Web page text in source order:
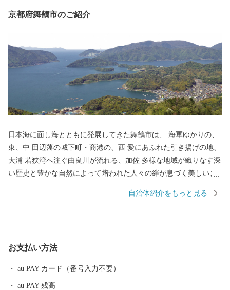
京都府舞鶴市のご紹介
日本海に面し海とともに発展してきた舞鶴市は、 海軍ゆかりの、
東、中 田辺藩の城下町・商港の、西 愛にあふれた引き揚げの地、
大浦 若狭湾へ注ぐ由良川が流れる、加佐 多様な地域が織りなす深
い歴史と豊かな自然によって培われた人々の絆が息づく美しいま
れた資料を通じた引揚の史実の継承や、日本遺産に登録された日
自治体紹介をもっと見る
お支払い方法
au PAY カード（番号入力不要）
au PAY 残高